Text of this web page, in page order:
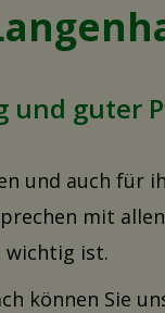
und guter
und auch für
mit
wichtig ist.
können Sie